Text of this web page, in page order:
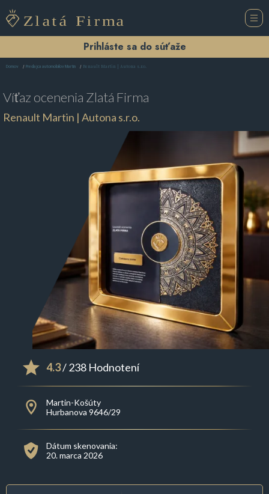
Prihláste sa do súťaže
Domov Predajca automobilov Martin Renault Martin | Autona s.r.o.
Víťaz ocenenia Zlatá Firma
Renault Martin | Autona s.r.o.
4.3/ 238 Hodnotení
Martin-Košúty
Hurbanova 9646/29
Dátum skenovania:
20. marca 2026